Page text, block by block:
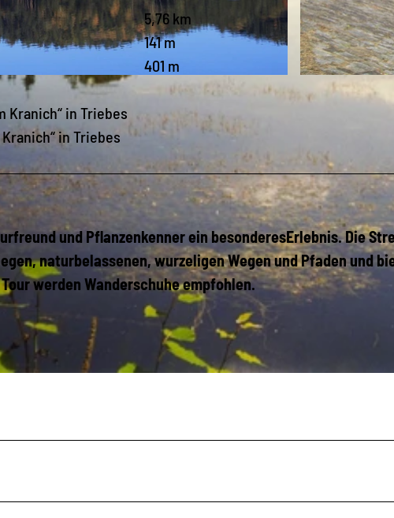
© Stadt Zeulenroda-Triebes |
5,76 km
141 m
401 m
Kranich“ in Triebes
in Triebes
und Pflanzenkenner ein besonderesErlebnis. Die
naturbelassenen, wurzeligen Wegen und Pfaden und
werden Wanderschuhe empfohlen.